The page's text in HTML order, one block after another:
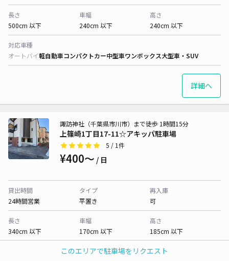
このエリアで駐車場をリクエスト
長さ
500cm 以下
車幅
240cm 以下
高さ
240cm 以下
対応車種
オートバイ軽自動車コンパクトカー中型車ワンボックス大型車・SUV
詳細へ
上篠崎1丁目17-11☆アキッパ駐車場
諏訪神社（千葉県市川市）まで徒歩 1時間15分
5 / 1件
¥400〜 / 日
貸出時間
24時間営業
タイプ
平置き
再入庫
可
長さ
340cm 以下
車幅
170cm 以下
高さ
185cm 以下